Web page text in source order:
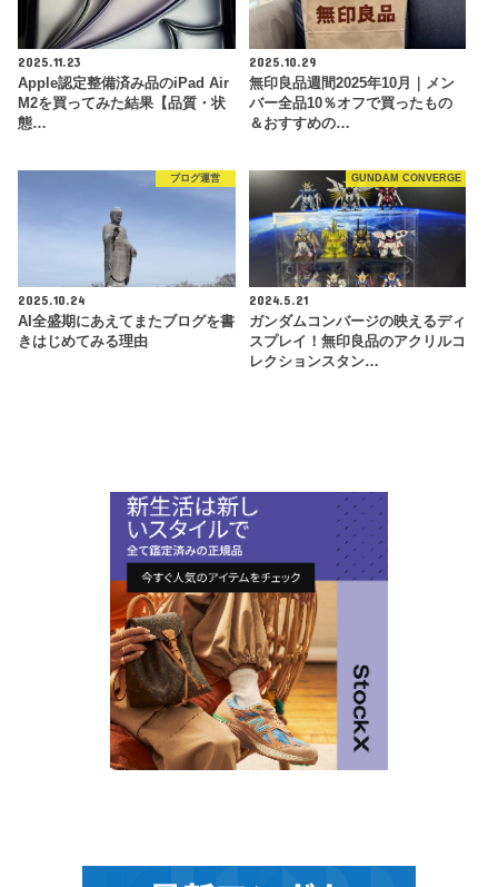
2025.11.23
Apple認定整備済み品のiPad Air
M2を買ってみた結果【品質・状
態…
2025.10.29
無印良品週間2025年10月｜メン
バー全品10％オフで買ったもの
＆おすすめの…
ブログ運営
2025.10.24
AI全盛期にあえてまたブログを書
きはじめてみる理由
GUNDAM CONVERGE
2024.5.21
ガンダムコンバージの映えるディ
スプレイ！無印良品のアクリルコ
レクションスタン…